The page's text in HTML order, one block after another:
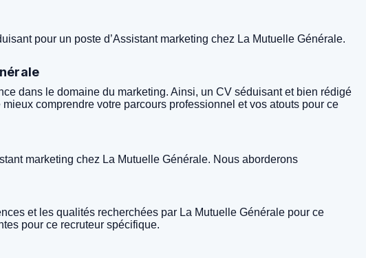
pour un poste d’Assistant marketing chez La Mutuelle Générale.
dans le domaine du marketing. Ainsi, un CV séduisant et bien rédigé
comprendre votre parcours professionnel et vos atouts pour ce
marketing chez La Mutuelle Générale. Nous aborderons
et les qualités recherchées par La Mutuelle Générale pour ce
pour ce recruteur spécifique.